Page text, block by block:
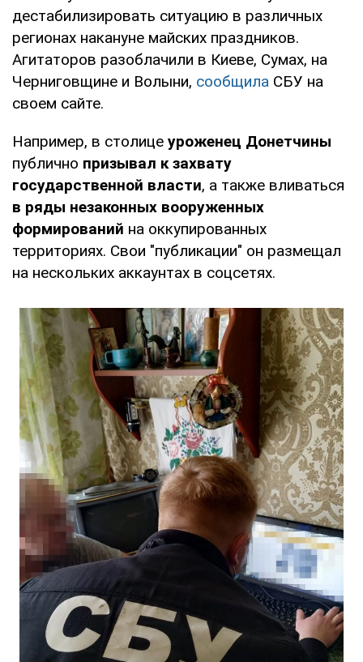
дестабилизировать ситуацию в различных
регионах накануне майских праздников.
Агитаторов разоблачили в Киеве, Сумах, на
Черниговщине и Волыни, сообщила СБУ на
своем сайте.
Например, в столице уроженец Донетчины
публично призывал к захвату
государственной власти, а также вливаться
в ряды незаконных вооруженных
формирований на оккупированных
территориях. Свои "публикации" он размещал
на нескольких аккаунтах в соцсетях.